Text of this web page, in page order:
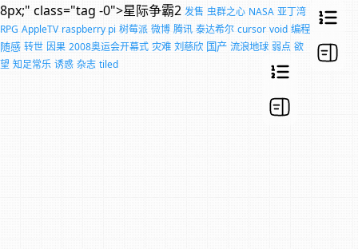
8px;" class="tag -0">星际争霸2 发售 虫群之心 NASA 亚丁湾
RPG AppleTV raspberry pi 树莓派 微博 腾讯 泰达希尔 cursor void 编程
随感 转世 因果 2008奥运会开幕式 灾难 刘慈欣 国产 流浪地球 弱点 欲
望 知足常乐 诱惑 杂志 tiled